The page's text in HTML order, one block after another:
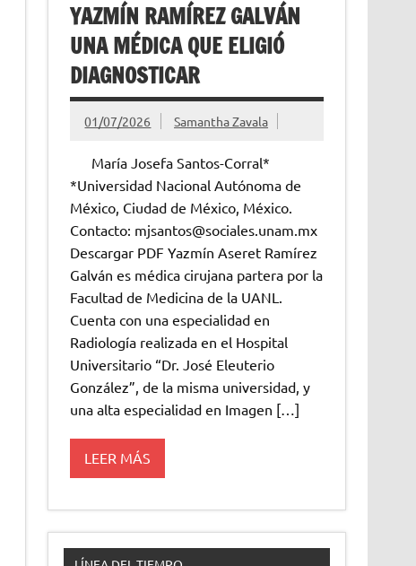
YAZMÍN RAMÍREZ GALVÁN
UNA MÉDICA QUE ELIGIÓ
DIAGNOSTICAR
01/07/2026 Samantha Zavala
María Josefa Santos-Corral*
*Universidad Nacional Autónoma de
México, Ciudad de México, México.
Contacto: mjsantos@sociales.unam.mx
Descargar PDF Yazmín Aseret Ramírez
Galván es médica cirujana partera por la
Facultad de Medicina de la UANL.
Cuenta con una especialidad en
Radiología realizada en el Hospital
Universitario “Dr. José Eleuterio
González”, de la misma universidad, y
una alta especialidad en Imagen […]
LEER MÁS